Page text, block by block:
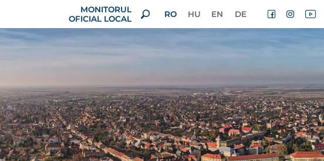
MONITORUL
OFICIAL LOCAL
RO HU EN DE